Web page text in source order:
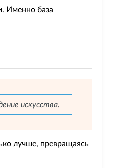
. Именно база
искусства.
лучше, превращаясь